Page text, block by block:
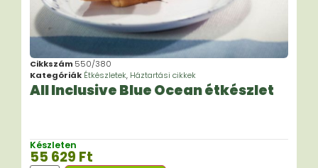
Cikkszám 550/380
Kategóriák Étkészletek, Háztartási cikkek
All Inclusive Blue Ocean étkészlet
Készleten
55 629 Ft